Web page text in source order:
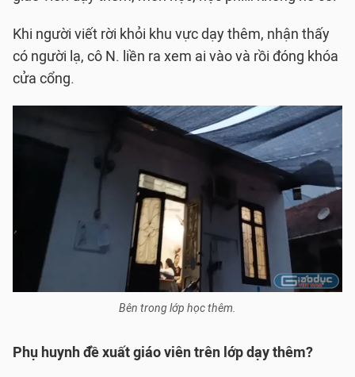
Khi người viết rời khỏi khu vực dạy thêm, nhận thấy
có người lạ, cô N. liền ra xem ai vào và rồi đóng khóa
cửa cổng.
Bên trong lớp học thêm.
Phụ huynh đề xuất giáo viên trên lớp dạy thêm?